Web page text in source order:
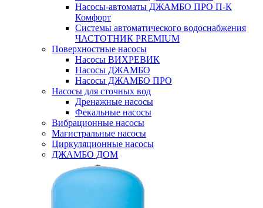
Насосы-автоматы ДЖАМБО ПРО П-К
Комфорт
Системы автоматического водоснабжения
ЧАСТОТНИК PREMIUM
Поверхностные насосы
Насосы ВИХРЕВИК
Насосы ДЖАМБО
Насосы ДЖАМБО ПРО
Насосы для сточных вод
Дренажные насосы
Фекальные насосы
Вибрационные насосы
Магистральные насосы
Циркуляционные насосы
ДЖАМБО ДОМ